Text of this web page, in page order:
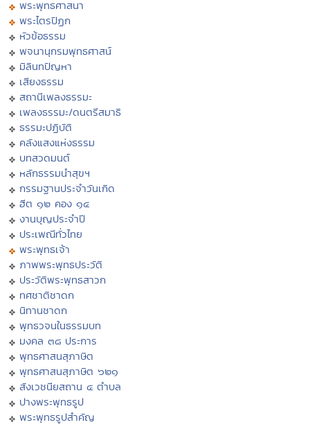
พระพุทธศาสนา
พระไตรปิฏก
หัวข้อธรรม
พจนานุกรมพุทธศาสน์
มิลินทปัญหา
เสียงธรรม
สถานีเพลงธรรมะ
เพลงธรรมะ/ดนตรีสมาธิ
ธรรมะปฏิบัติ
คลังแสงแห่งธรรม
บทสวดมนต์
หลักธรรมนำสุขฯ
กรรมฐานประจำวันเกิด
ฮีต ๑๒ คอง ๑๔
งานบุญประจำปี
ประเพณีทั่วไทย
พระพุทธเจ้า
ภาพพระพุทธประวัติ
ประวัติพระพุทธสาวก
ทศชาติชาดก
นิทานชาดก
พุทธวจนในธรรมบท
มงคล ๓๘ ประการ
พุทธศาสนสุภาษิต
พุทธศาสนสุภาษิต ๖๒๑
สังเวชนียสถาน ๔ ตำบล
ปางพระพุทธรูป
พระพุทธรูปสำคัญ